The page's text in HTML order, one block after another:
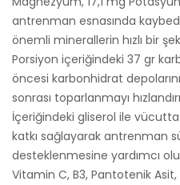
antrenman esnasında
önemli minerallerin hızlı bir
Porsiyon içeriğindeki 37 gr
öncesi karbonhidrat
sonrası toparlanmayı
İçeriğindeki gliserol ile vücutta
katkı sağlayarak antrenman
desteklenmesine yardımcı
Vitamin C, B3, Pantotenik